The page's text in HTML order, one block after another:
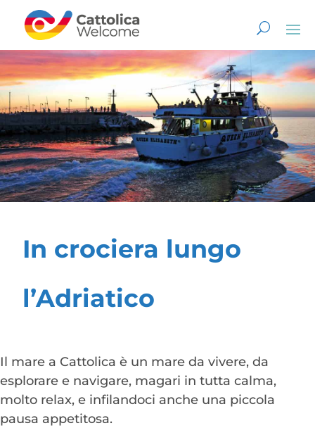
In crociera lungo
l’Adriatico
Il mare a Cattolica è un mare da vivere, da
esplorare e navigare, magari in tutta calma,
molto relax, e infilandoci anche una piccola
pausa appetitosa.